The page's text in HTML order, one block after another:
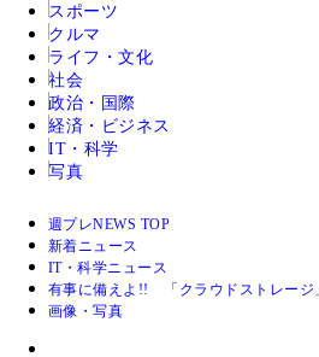
スポーツ
クルマ
ライフ・文化
社会
政治・国際
経済・ビジネス
IT・科学
写真
週プレNEWS TOP
新着ニュース
IT・科学ニュース
有事に備えよ!! 「クラウドストレージ
画像・写真